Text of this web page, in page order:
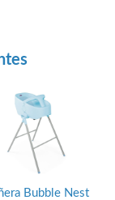
Bubble Nest